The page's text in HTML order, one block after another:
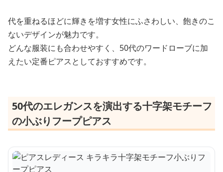
代を重ねるほどに輝きを増す女性にふさわしい、飽きのこ
ないデザインが魅力です。
どんな服装にも合わせやすく、50代のワードローブに加
えたい定番ピアスとしておすすめです。
50代のエレガンスを演出する十字架モチーフ
の小ぶりフープピアス